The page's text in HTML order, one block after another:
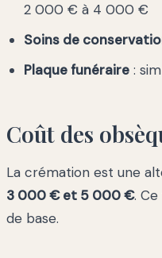
2 000 € à 4 000 €
Soins de
Plaque funéraire :
Coût des
La crémation est une
3 000 € et 5 000 €.
de base.